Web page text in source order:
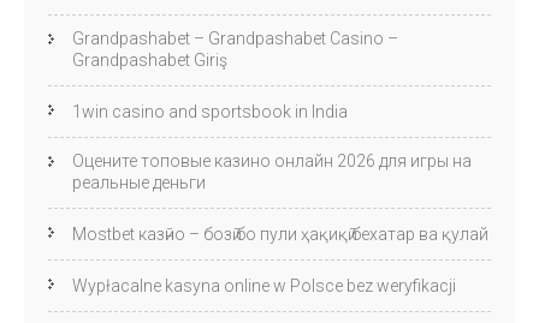
Grandpashabet – Grandpashabet Casino –
Grandpashabet Giriş
1win casino and sportsbook in India
Оцените топовые казино онлайн 2026 для игры на
реальные деньги
Mostbet казӣно – бозӣ бо пули ҳақиқӣ бехатар ва қулай
Wypłacalne kasyna online w Polsce bez weryfikacji